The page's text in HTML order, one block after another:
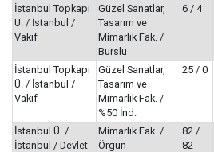
İstanbul Topkapı
Ü. / İstanbul /
Vakıf
Güzel Sanatlar,
Tasarım ve
Mimarlık Fak. /
Burslu
6 / 4
İstanbul Topkapı
Ü. / İstanbul /
Vakıf
Güzel Sanatlar,
Tasarım ve
Mimarlık Fak. /
%50 İnd.
25 / 0
İstanbul Ü. /
İstanbul / Devlet
Mimarlık Fak. /
Örgün
82 /
82